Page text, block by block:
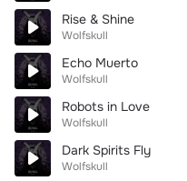
Rise & Shine
Wolfskull
Echo Muerto
Wolfskull
Robots in Love
Wolfskull
Dark Spirits Fly
Wolfskull